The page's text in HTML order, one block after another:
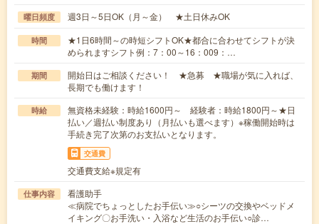
曜日頻度 週3日～5日OK（月～金） ★土日休みOK
時間
★1日6時間～の時短シフトOK★都合に合わせてシフトが決
められますシフト例：7：00～16：009：…
期間
開始日はご相談ください！ ★急募 ★職場が気に入れば、
長期でも働けます！
時給
無資格未経験：時給1600円～ 経験者：時給1800円～★日
払い／週払い制度あり（月払いも選べます）※稼働開始時は
手続き完了次第のお支払いとなります。
交通費
交通費支給※規定有
仕事内容
看護助手
≪病院でちょっとしたお手伝い≫○シーツの交換やベッドメ
イキング〇お手洗い・入浴など生活のお手伝い○診…